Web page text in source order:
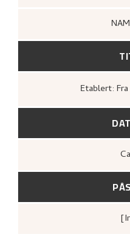
Etablert:
John